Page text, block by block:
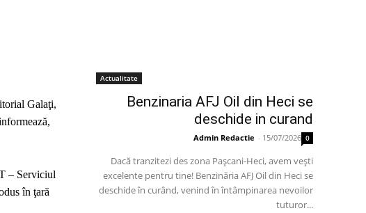
Galaţi,
– Serviciul
în ţară
Actualitate
Benzinaria AFJ Oil din Heci se
deschide in curand
Admin Redactie - 15/07/2026 0
Dacă tranzitezi des zona Pașcani-Heci, avem vești
excelente pentru tine! Benzinăria AFJ Oil din Heci se
deschide în curând, venind în întâmpinarea nevoilor
tuturor...